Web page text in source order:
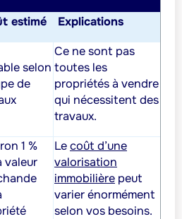
estimé Explications
selon
de
Ce ne sont pas
toutes les
propriétés à vendre
qui nécessitent des
travaux.
1 %
valeur
Lecoût d’une
valorisation
immobilière peut
varier énormément
selon vos besoins.